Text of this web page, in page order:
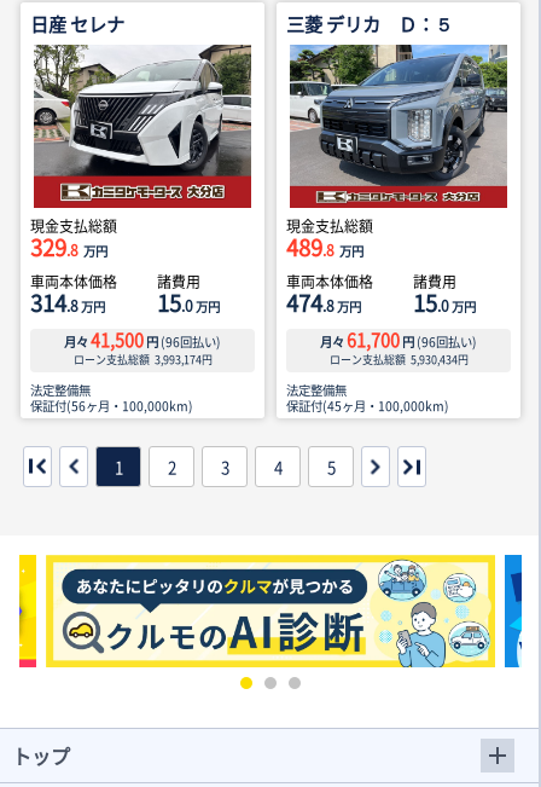
日産 セレナ
現金支払総額
329.8 万円
車両本体価格
314.8万円
諸費用
15.0万円
月々 41,500 円 (96回払い)
ローン支払総額 3,993,174円
法定整備無
保証付(56ヶ月・100,000km)
三菱 デリカ Ｄ：５
現金支払総額
489.8 万円
車両本体価格
474.8万円
諸費用
15.0万円
月々 61,700 円 (96回払い)
ローン支払総額 5,930,434円
法定整備無
保証付(45ヶ月・100,000km)
1 2 3 4 5
トップ